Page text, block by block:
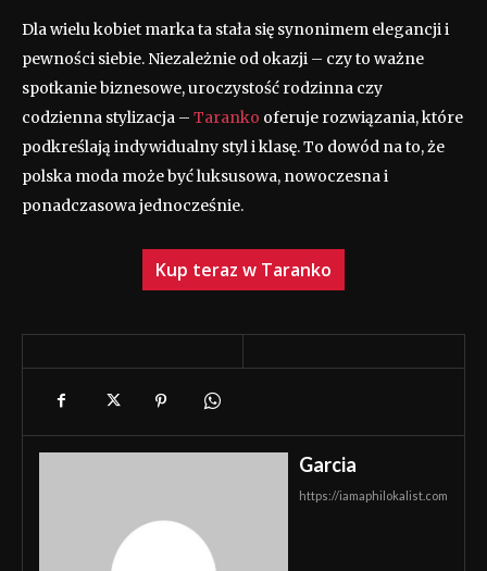
Dla wielu kobiet marka ta stała się synonimem elegancji i
pewności siebie. Niezależnie od okazji – czy to ważne
spotkanie biznesowe, uroczystość rodzinna czy
codzienna stylizacja – Taranko oferuje rozwiązania, które
podkreślają indywidualny styl i klasę. To dowód na to, że
polska moda może być luksusowa, nowoczesna i
ponadczasowa jednocześnie.
Kup teraz w Taranko
Garcia
https://iamaphilokalist.com